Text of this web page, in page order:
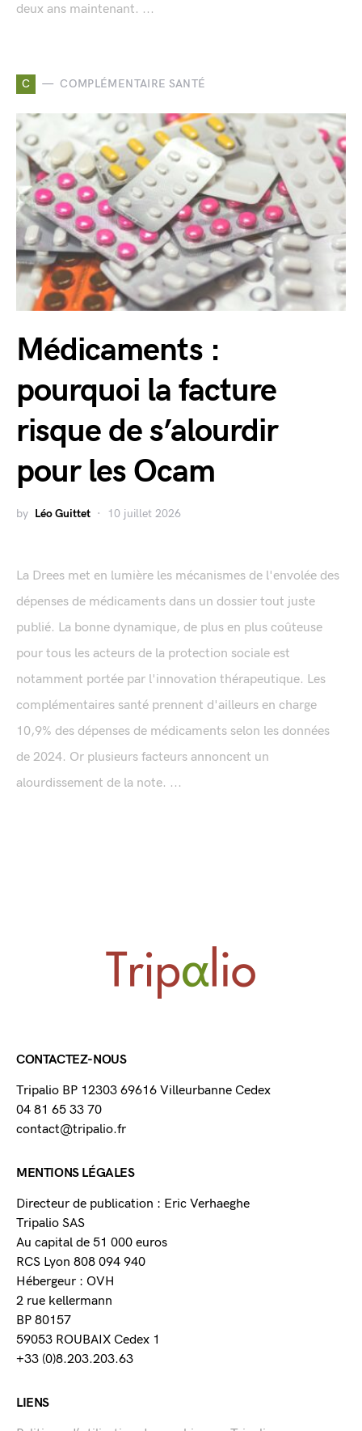
deux ans maintenant. ...
C COMPLÉMENTAIRE SANTÉ
Médicaments :
pourquoi la facture
risque de s’alourdir
pour les Ocam
by Léo Guittet 10 juillet 2026
La Drees met en lumière les mécanismes de l'envolée des
dépenses de médicaments dans un dossier tout juste
publié. La bonne dynamique, de plus en plus coûteuse
pour tous les acteurs de la protection sociale est
notamment portée par l'innovation thérapeutique. Les
complémentaires santé prennent d'ailleurs en charge
10,9% des dépenses de médicaments selon les données
de 2024. Or plusieurs facteurs annoncent un
alourdissement de la note. ...
CONTACTEZ-NOUS
Tripalio BP 12303 69616 Villeurbanne Cedex
04 81 65 33 70
contact@tripalio.fr
MENTIONS LÉGALES
Directeur de publication : Eric Verhaeghe
Tripalio SAS
Au capital de 51 000 euros
RCS Lyon 808 094 940
Hébergeur : OVH
2 rue kellermann
BP 80157
59053 ROUBAIX Cedex 1
+33 (0)8.203.203.63
LIENS